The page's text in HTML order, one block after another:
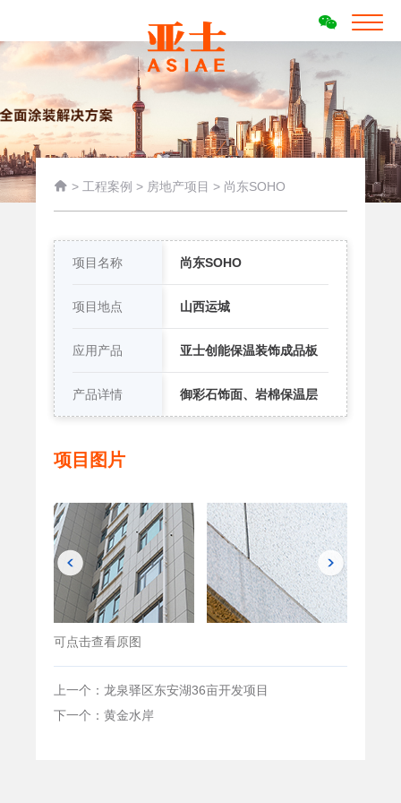
 > 工程案例 > 房地产项目 > 尚东SOHO
项目名称 尚东SOHO
项目地点 山西运城
应用产品 亚士创能保温装饰成品板
产品详情 御彩石饰面、岩棉保温层
项目图片
可点击查看原图
上一个：龙泉驿区东安湖36亩开发项目
下一个：黄金水岸